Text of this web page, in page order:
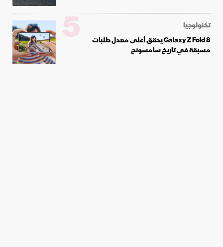
تكنولوجيا
Galaxy Z Fold 8 يحقق أعلى معدل طلبات
مسبقة في تاريخ سامسونج
5